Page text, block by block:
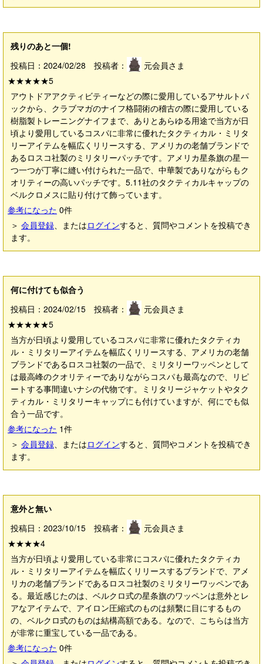
残りのあと一個!
投稿日：2024/02/28 投稿者：
元会員さま
★★★★★5
アウトドアアクティビティーなどの際に愛用しているアサルトパ
ックから、クラブマガのナイフ格闘術の稽古の際に愛用している
樹脂製トレーニングナイフまで、ありとあらゆる用途で当方が日
頃より愛用しているコスパに非常に優れたタクティカル・ミリタ
リーアイテムを幅広くリリースする、アメリカの老舗ブランドで
あるロスコ社製のミリタリーパッチです。アメリカ星条旗の星一
つ一つが丁寧に縫い付けられた一品で、中華製でありながらもク
オリティーの高いパッチです。5.11社のタクティカルキャップの
ベルクロメスに貼り付けて飾っています。
参考になった 0件
＞ 会員登録、またはログインすると、質問やコメントを投稿でき
ます。
何に付けても似合う
投稿日：2024/02/15 投稿者：
元会員さま
★★★★★5
当方が日頃より愛用しているコスパに非常に優れたタクティカ
ル・ミリタリーアイテムを幅広くリリースする、アメリカの老舗
ブランドであるロスコ社製の一品で、ミリタリーワッペンとして
は最高峰のクオリティーでありながらコスパも最高なので、リピ
ートする事間違いナシの代物です。ミリタリージャケットやタク
ティカル・ミリタリーキャップにも付けていますが、何にでも似
合う一品です。
参考になった 1件
＞ 会員登録、またはログインすると、質問やコメントを投稿でき
ます。
意外と無い
投稿日：2023/10/15 投稿者：
元会員さま
★★★★4
当方が日頃より愛用している非常にコスパに優れたタクティカ
ル・ミリタリーアイテムを幅広くリリースするブランドで、アメ
リカの老舗ブランドであるロスコ社製のミリタリーワッペンであ
る。最近感じたのは、ベルクロ式の星条旗のワッペンは意外とレ
アなアイテムで、アイロン圧縮式のものは頻繫に目にするもの
の、ベルクロ式のものは結構高額である。なので、こちらは当方
が非常に重宝している一品である。
参考になった 0件